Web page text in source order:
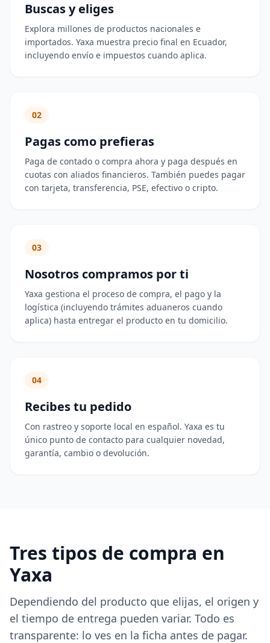
Buscas y eliges
Explora millones de productos nacionales e
importados. Yaxa muestra precio final en Ecuador,
incluyendo envío e impuestos cuando aplica.
02
Pagas como prefieras
Paga de contado o compra ahora y paga después en
cuotas con aliados financieros. También puedes pagar
con tarjeta, transferencia, PSE, efectivo o cripto.
03
Nosotros compramos por ti
Yaxa gestiona el proceso de compra, el pago y la
logística (incluyendo trámites aduaneros cuando
aplica) hasta entregar el producto en tu domicilio.
04
Recibes tu pedido
Con rastreo y soporte local en español. Yaxa es tu
único punto de contacto para cualquier novedad,
garantía, cambio o devolución.
Tres tipos de compra en
Yaxa
Dependiendo del producto que elijas, el origen y
el tiempo de entrega pueden variar. Todo es
transparente: lo ves en la ficha antes de pagar.